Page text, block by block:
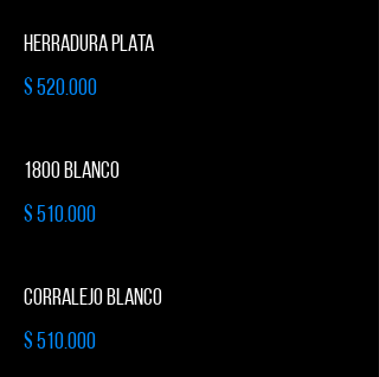
HERRADURA PLATA
$ 520.000
1800 BLANCO
$ 510.000
CORRALEJO BLANCO
$ 510.000